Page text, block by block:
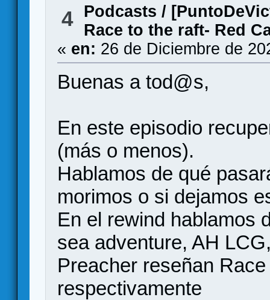
4 Podcasts /
Race to the raft- Red
« en: 26 de Diciembre de
Buenas a tod@s,
En este episodio
(más o menos).
Hablamos de qué
morimos o si dejamos
En el rewind hablamos
sea adventure, AH
Preacher reseñan
respectivamente